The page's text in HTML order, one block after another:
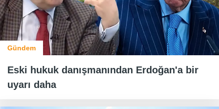
Gündem
Eski hukuk danışmanından Erdoğan'a bir
uyarı daha